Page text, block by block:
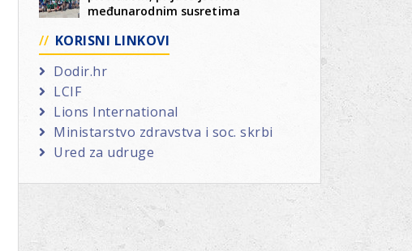
međunarodnim susretima
KORISNI LINKOVI
Dodir.hr
LCIF
Lions International
Ministarstvo zdravstva i soc. skrbi
Ured za udruge